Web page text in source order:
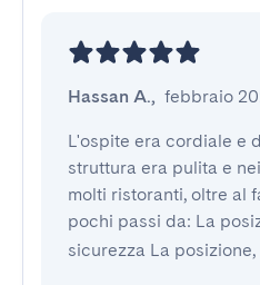
Hassan A., febbraio
L'ospite era cordiale e
struttura era pulita e
molti ristoranti, oltre al
pochi passi da: La
sicurezza La posizione,